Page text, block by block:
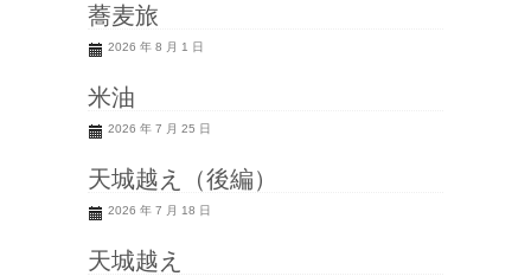
蕎麦旅
2026 年 8 月 1 日
米油
2026 年 7 月 25 日
天城越え（後編）
2026 年 7 月 18 日
天城越え